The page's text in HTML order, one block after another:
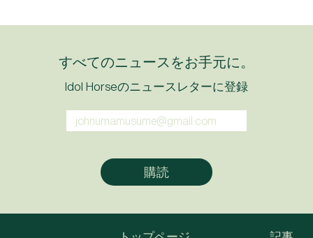
すべてのニュースをお手元に。
Idol Horseのニュースレターに登録